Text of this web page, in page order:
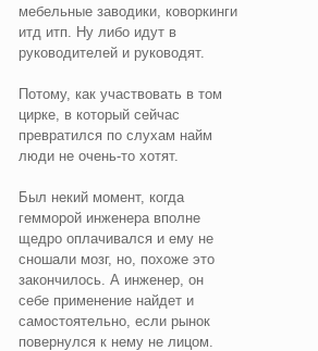
мебельные заводики, коворкинги
итд итп. Ну либо идут в
руководителей и руководят.
Потому, как участвовать в том
цирке, в который сейчас
превратился по слухам найм
люди не очень-то хотят.
Был некий момент, когда
гемморой инженера вполне
щедро оплачивался и ему не
сношали мозг, но, похоже это
закончилось. А инженер, он
себе применение найдет и
самостоятельно, если рынок
повернулся к нему не лицом.